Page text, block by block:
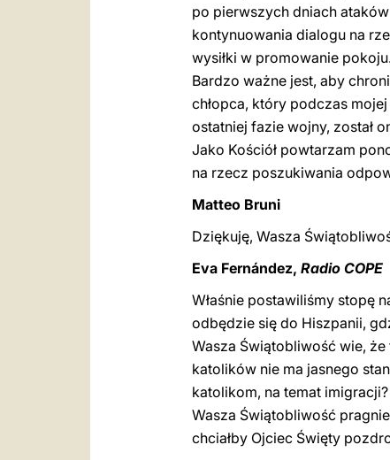
po pierwszych dniach
kontynuowania dialogu na
wysiłki w promowanie
Bardzo ważne jest, aby
chłopca, który podczas
ostatniej fazie wojny, został
Jako Kościół powtarzam
na rzecz poszukiwania
Matteo Bruni
Dziękuję, Wasza
Eva Fernández, Radio COPE
Właśnie postawiliśmy stopę
odbędzie się do Hiszpanii,
Wasza Świątobliwość wie,
katolików nie ma jasnego
katolikom, na temat
Wasza Świątobliwość
chciałby Ojciec Święty